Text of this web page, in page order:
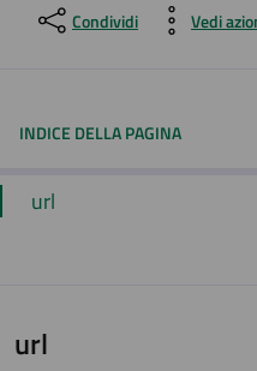
Condividi Vedi
INDICE DELLA PAGINA
url
url